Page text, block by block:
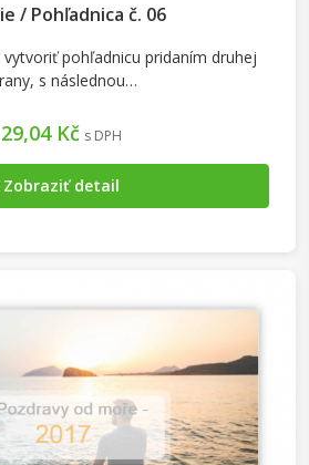
/ Pohľadnica č. 06
pohľadnicu pridaním druhej
s následnou…
29,04 Kč s DPH
Zobraziť detail